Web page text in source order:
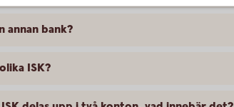
annan bank?
ISK?